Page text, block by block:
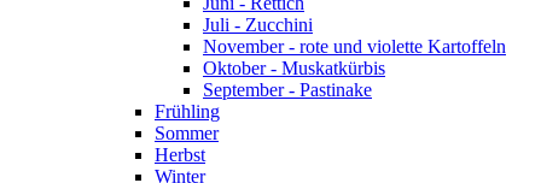
Juli - Zucchini
November - rote und violette Kartoffeln
Oktober - Muskatkürbis
September - Pastinake
Frühling
Sommer
Herbst
Winter